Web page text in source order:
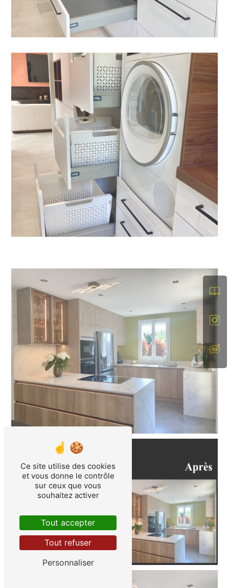
Ce site utilise des cookies
et vous donne le contrôle
sur ceux que vous
souhaitez activer
Tout accepter
Tout refuser
Personnaliser